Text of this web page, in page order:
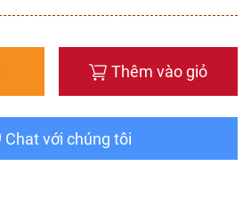
Thêm vào giỏ
Chat với chúng tôi